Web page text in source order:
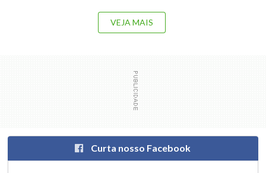
VEJA MAIS
Curta nosso Facebook